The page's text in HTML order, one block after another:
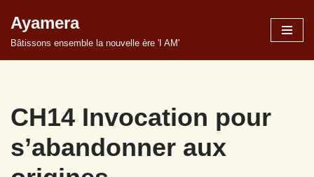
Aller
Ayamera
Bâtissons ensemble la nouvelle ère 'I AM'
CH14 Invocation pour
s’abandonner aux